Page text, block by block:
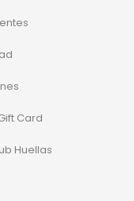
Card
Huellas